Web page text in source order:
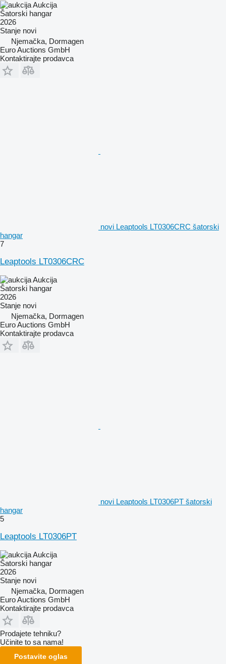
Aukcija
Šatorski hangar
2026
Stanje novi
Njemačka, Dormagen
Euro Auctions GmbH
Kontaktirajte prodavca
novi Leaptools LT0306CRC šatorski
hangar
7
Leaptools LT0306CRC
Aukcija
Šatorski hangar
2026
Stanje novi
Njemačka, Dormagen
Euro Auctions GmbH
Kontaktirajte prodavca
novi Leaptools LT0306PT šatorski
hangar
5
Leaptools LT0306PT
Aukcija
Šatorski hangar
2026
Stanje novi
Njemačka, Dormagen
Euro Auctions GmbH
Kontaktirajte prodavca
Prodajete tehniku?
Učinite to sa nama!
Postavite oglas